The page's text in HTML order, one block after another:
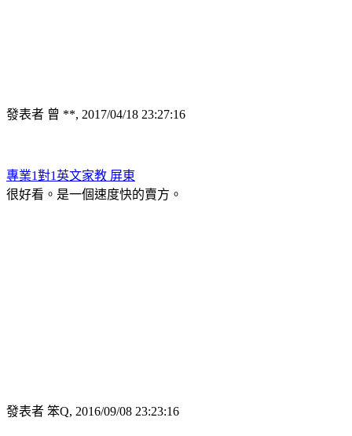
發表者 曾 **, 2017/04/18 23:27:16
專業1對1英文家教 屏東
很好看。是一個速度快的賣方。
發表者 笨Q, 2016/09/08 23:23:16